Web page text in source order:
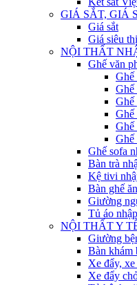
GIÁ SẮT, GIÁ
Giá sắt
Giá siêu thị
NỘI THẤT
Ghế văn
Ghế
Ghế
Ghế
Ghế
Ghế
Ghế
Ghế sofa
Bàn trà
Kệ tivi
Bàn ghế
Giường
Tủ áo
NỘI THẤT Y
Giường
Bàn khám
Xe đẩy, xe
Xe đẩy